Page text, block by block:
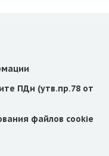
ПДн (утв.пр.78 от
файлов cookie